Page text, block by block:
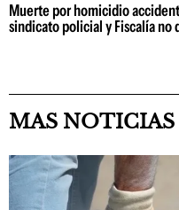
Muerte por homicidio
sindicato policial y Fiscalía
MAS